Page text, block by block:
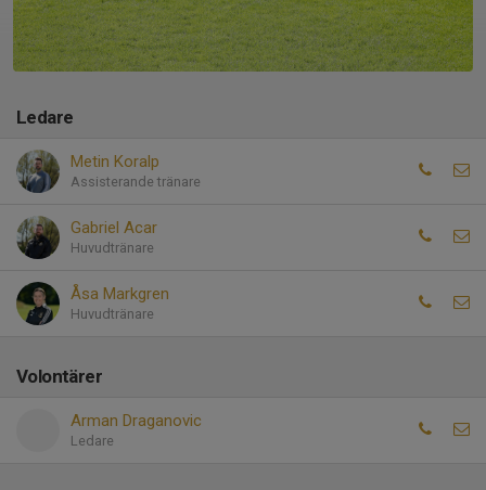
Ledare
Metin Koralp
Assisterande tränare
Gabriel Acar
Huvudtränare
Åsa Markgren
Huvudtränare
Volontärer
Arman Draganovic
Ledare